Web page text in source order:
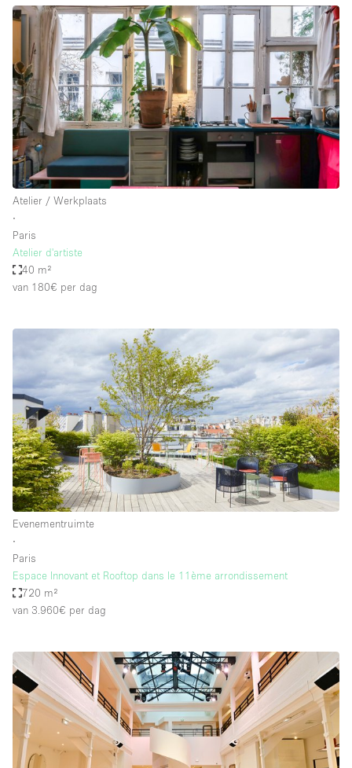
Atelier / Werkplaats
∙
Paris
Atelier d'artiste
40 m²
van 180€ per dag
Evenementruimte
∙
Paris
Espace Innovant et Rooftop dans le 11ème arrondissement
720 m²
van 3.960€ per dag